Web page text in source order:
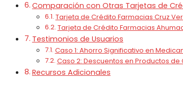
Comparación con Otras Tarjetas de
Tarjeta de Crédito Farmacias Cruz
Tarjeta de Crédito Farmacias
Testimonios de Usuarios
Caso 1: Ahorro Significativo en
Caso 2: Descuentos en Productos
Recursos Adicionales